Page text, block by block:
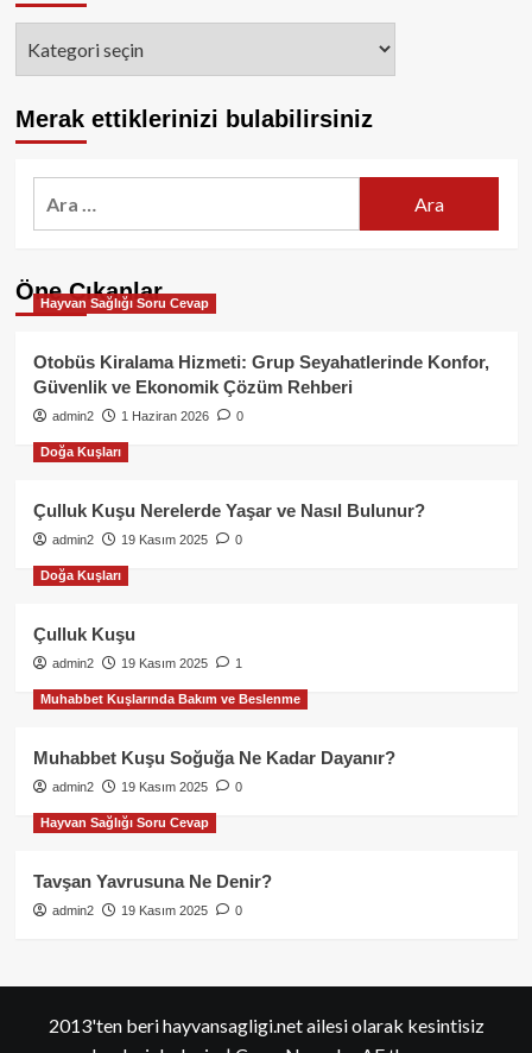
Merak ettiklerinizi bulabilirsiniz
Öne Çıkanlar
Hayvan Sağlığı Soru Cevap
Otobüs Kiralama Hizmeti: Grup Seyahatlerinde Konfor,
Güvenlik ve Ekonomik Çözüm Rehberi
admin2 1 Haziran 2026 0
Doğa Kuşları
Çulluk Kuşu Nerelerde Yaşar ve Nasıl Bulunur?
admin2 19 Kasım 2025 0
Doğa Kuşları
Çulluk Kuşu
admin2 19 Kasım 2025 1
Muhabbet Kuşlarında Bakım ve Beslenme
Muhabbet Kuşu Soğuğa Ne Kadar Dayanır?
admin2 19 Kasım 2025 0
Hayvan Sağlığı Soru Cevap
Tavşan Yavrusuna Ne Denir?
admin2 19 Kasım 2025 0
2013'ten beri hayvansagligi.net ailesi olarak kesintisiz